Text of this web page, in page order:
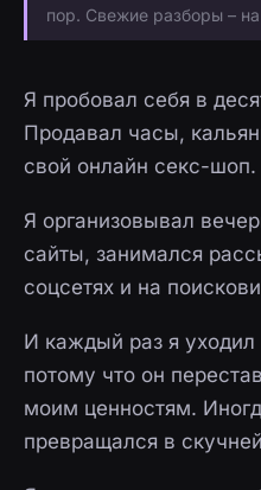
пор. Свежие разборы – на
Я пробовал себя в
Продавал часы,
свой онлайн секс-шоп.
Я организовывал
сайты, занимался
соцсетях и на
И каждый раз я уходил
потому что он
моим ценностям.
превращался в